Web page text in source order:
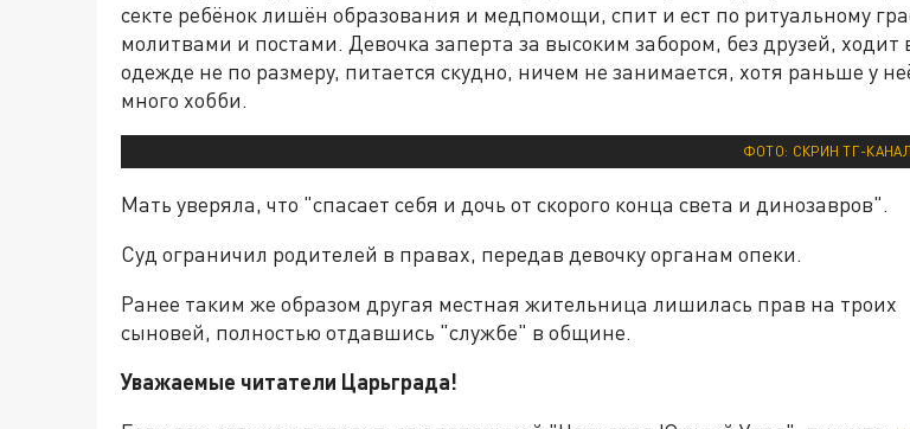
секте ребёнок лишён образования и медпомощи, спит и ест по ритуальному
молитвами и постами. Девочка заперта за высоким забором, без друзей, ходит
одежде не по размеру, питается скудно, ничем не занимается, хотя раньше у
много хобби.
ФОТО: СКРИН ТГ-
Мать уверяла, что "спасает себя и дочь от скорого конца света и динозавров".
Суд ограничил родителей в правах, передав девочку органам опеки.
Ранее таким же образом другая местная жительница лишилась прав на троих
сыновей, полностью отдавшись "службе" в общине.
Уважаемые читатели Царьграда!